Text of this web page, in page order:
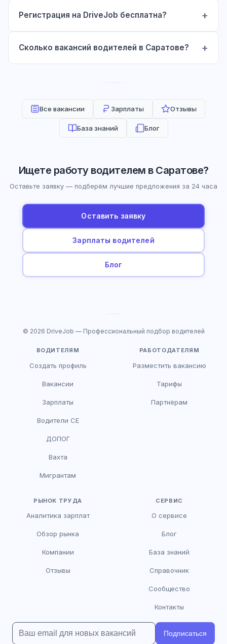
Регистрация на DriveJob бесплатна?
Сколько вакансий водителей в Саратове?
Все вакансии Зарплаты Отзывы
База знаний Блог
Ищете работу водителем в Саратове?
Оставьте заявку — подберём лучшие предложения за 24 часа
Оставить заявку
Зарплаты водителей
Блог
© 2026 DriveJob — Профессиональный подбор водителей
ВОДИТЕЛЯМ
Создать профиль
Вакансии
Зарплаты
Водители CE
ДОПОГ
Вахта
Мигрантам
РАБОТОДАТЕЛЯМ
Разместить вакансию
Тарифы
Партнёрам
РЫНОК ТРУДА
Аналитика зарплат
Обзор рынка
Компании
Отзывы
СЕРВИС
О сервисе
Блог
База знаний
Справочник
Сообщество
Контакты
Подписаться
HR-консультант
Здравствуйте! Я AI-консультант DriveJob.
помочь?